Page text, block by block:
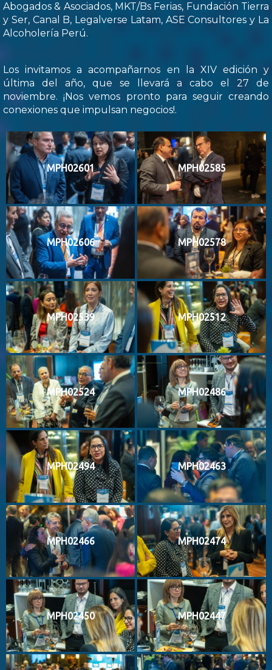
Abogados & Asociados, MKT/Bs Ferias, Fundación Tierra
y Ser, Canal B, Legalverse Latam, ASE Consultores y La
Alcoholería Perú.
Los invitamos a acompañarnos en la XIV edición y
última del año, que se llevará a cabo el 27 de
noviembre. ¡Nos vemos pronto para seguir creando
conexiones que impulsan negocios!.
MPH02601 MPH02585
MPH02606 MPH02578
MPH02539 MPH02512
MPH02524 MPH02486
MPH02494 MPH02463
MPH02466 MPH02474
MPH02450 MPH02447